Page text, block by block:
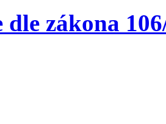
zákona